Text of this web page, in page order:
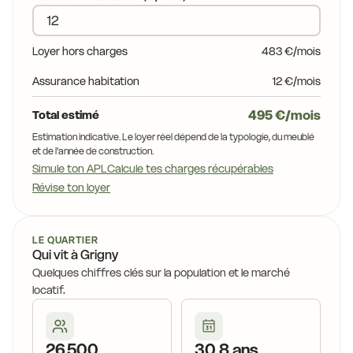
15,8 €
15,0 €
15,9 €
15,4 €
16,0 €
15,0 €
Loyer hors charges 483 €/mois
Assurance habitation 12 €/mois
Total estimé 495 €/mois
Estimation indicative. Le loyer réel dépend de la typologie, du meublé
et de l'année de construction.
Simule ton APLCalcule tes charges récupérables
Révise ton loyer
LE QUARTIER
Qui vit à Grigny
Quelques chiffres clés sur la population et le marché
locatif.